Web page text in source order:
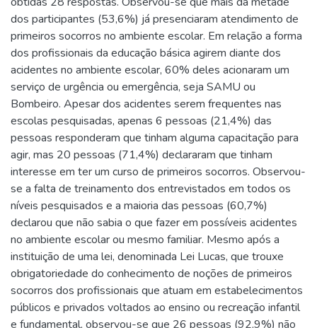
dos participantes (53,6%) já presenciaram atendimento de
primeiros socorros no ambiente escolar. Em relação a forma
dos profissionais da educação básica agirem diante dos
acidentes no ambiente escolar, 60% deles acionaram um
serviço de urgência ou emergência, seja SAMU ou
Bombeiro. Apesar dos acidentes serem frequentes nas
escolas pesquisadas, apenas 6 pessoas (21,4%) das
pessoas responderam que tinham alguma capacitação para
agir, mas 20 pessoas (71,4%) declararam que tinham
interesse em ter um curso de primeiros socorros. Observou-
se a falta de treinamento dos entrevistados em todos os
níveis pesquisados e a maioria das pessoas (60,7%)
declarou que não sabia o que fazer em possíveis acidentes
no ambiente escolar ou mesmo familiar. Mesmo após a
instituição de uma lei, denominada Lei Lucas, que trouxe
obrigatoriedade do conhecimento de noções de primeiros
socorros dos profissionais que atuam em estabelecimentos
públicos e privados voltados ao ensino ou recreação infantil
e fundamental, observou-se que 26 pessoas (92,9%) não